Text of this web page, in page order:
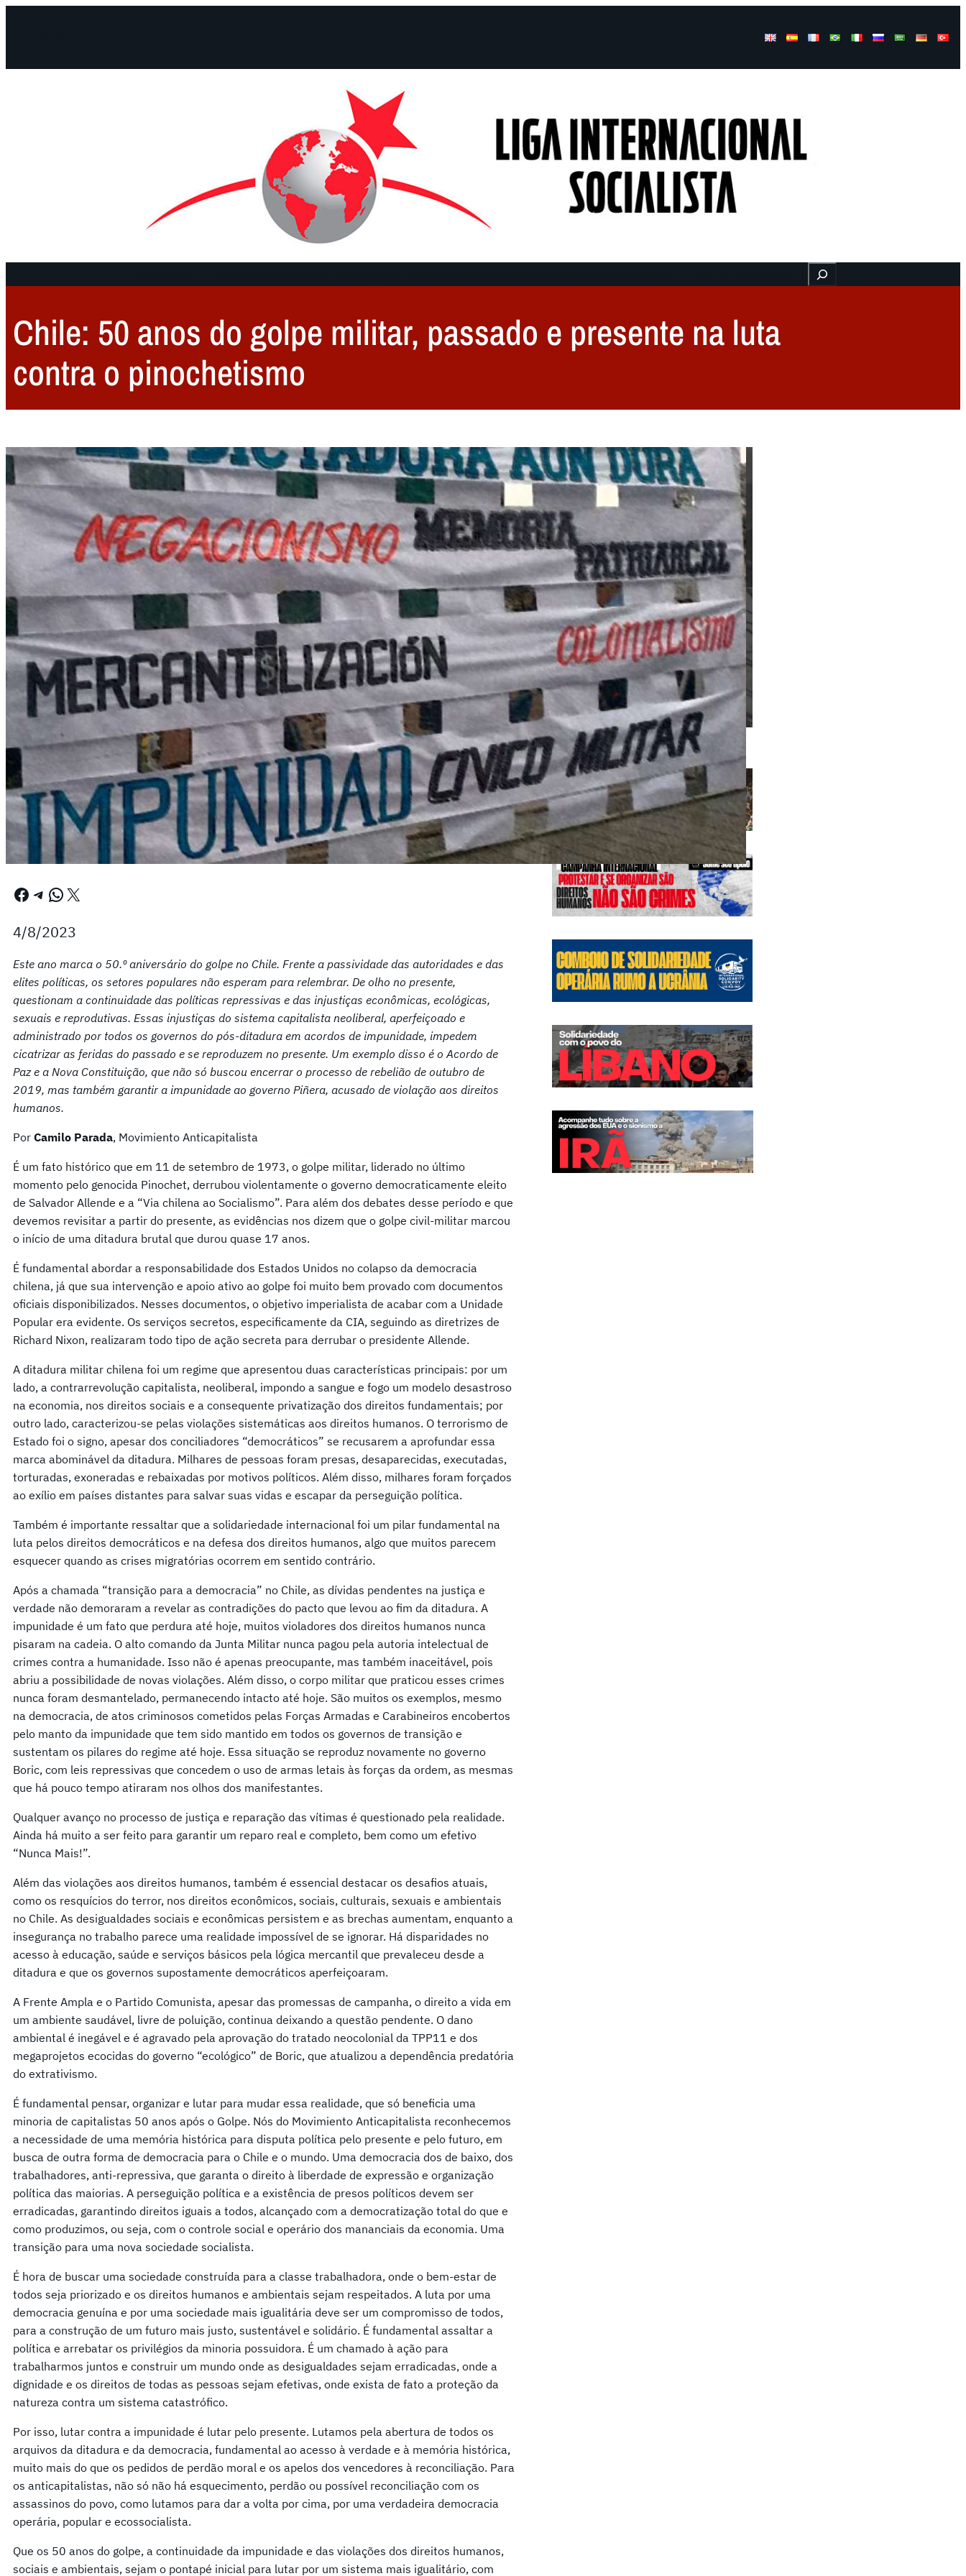
Buscar
Chile: 50 anos do golpe militar, passado e presente na luta
contra o pinochetismo
Facebook Telegram WhatsApp X
4/8/2023
Este ano marca o 50.º aniversário do golpe no Chile. Frente a passividade das autoridades e das
elites políticas, os setores populares não esperam para relembrar. De olho no presente,
questionam a continuidade das políticas repressivas e das injustiças econômicas, ecológicas,
sexuais e reprodutivas. Essas injustiças do sistema capitalista neoliberal, aperfeiçoado e
administrado por todos os governos do pós-ditadura em acordos de impunidade, impedem
cicatrizar as feridas do passado e se reproduzem no presente. Um exemplo disso é o Acordo de
Paz e a Nova Constituição, que não só buscou encerrar o processo de rebelião de outubro de
2019, mas também garantir a impunidade ao governo Piñera, acusado de violação aos direitos
humanos.
Por Camilo Parada, Movimiento Anticapitalista
É um fato histórico que em 11 de setembro de 1973, o golpe militar, liderado no último
momento pelo genocida Pinochet, derrubou violentamente o governo democraticamente eleito
de Salvador Allende e a “Via chilena ao Socialismo”. Para além dos debates desse período e que
devemos revisitar a partir do presente, as evidências nos dizem que o golpe civil-militar marcou
o início de uma ditadura brutal que durou quase 17 anos.
É fundamental abordar a responsabilidade dos Estados Unidos no colapso da democracia
chilena, já que sua intervenção e apoio ativo ao golpe foi muito bem provado com documentos
oficiais disponibilizados. Nesses documentos, o objetivo imperialista de acabar com a Unidade
Popular era evidente. Os serviços secretos, especificamente da CIA, seguindo as diretrizes de
Richard Nixon, realizaram todo tipo de ação secreta para derrubar o presidente Allende.
A ditadura militar chilena foi um regime que apresentou duas características principais: por um
lado, a contrarrevolução capitalista, neoliberal, impondo a sangue e fogo um modelo desastroso
na economia, nos direitos sociais e a consequente privatização dos direitos fundamentais; por
outro lado, caracterizou-se pelas violações sistemáticas aos direitos humanos. O terrorismo de
Estado foi o signo, apesar dos conciliadores “democráticos” se recusarem a aprofundar essa
marca abominável da ditadura. Milhares de pessoas foram presas, desaparecidas, executadas,
torturadas, exoneradas e rebaixadas por motivos políticos. Além disso, milhares foram forçados
ao exílio em países distantes para salvar suas vidas e escapar da perseguição política.
Também é importante ressaltar que a solidariedade internacional foi um pilar fundamental na
luta pelos direitos democráticos e na defesa dos direitos humanos, algo que muitos parecem
esquecer quando as crises migratórias ocorrem em sentido contrário.
Após a chamada “transição para a democracia” no Chile, as dívidas pendentes na justiça e
verdade não demoraram a revelar as contradições do pacto que levou ao fim da ditadura. A
impunidade é um fato que perdura até hoje, muitos violadores dos direitos humanos nunca
pisaram na cadeia. O alto comando da Junta Militar nunca pagou pela autoria intelectual de
crimes contra a humanidade. Isso não é apenas preocupante, mas também inaceitável, pois
abriu a possibilidade de novas violações. Além disso, o corpo militar que praticou esses crimes
nunca foram desmantelado, permanecendo intacto até hoje. São muitos os exemplos, mesmo
na democracia, de atos criminosos cometidos pelas Forças Armadas e Carabineiros encobertos
pelo manto da impunidade que tem sido mantido em todos os governos de transição e
sustentam os pilares do regime até hoje. Essa situação se reproduz novamente no governo
Boric, com leis repressivas que concedem o uso de armas letais às forças da ordem, as mesmas
que há pouco tempo atiraram nos olhos dos manifestantes.
Qualquer avanço no processo de justiça e reparação das vítimas é questionado pela realidade.
Ainda há muito a ser feito para garantir um reparo real e completo, bem como um efetivo
“Nunca Mais!”.
Além das violações aos direitos humanos, também é essencial destacar os desafios atuais,
como os resquícios do terror, nos direitos econômicos, sociais, culturais, sexuais e ambientais
no Chile. As desigualdades sociais e econômicas persistem e as brechas aumentam, enquanto a
insegurança no trabalho parece uma realidade impossível de se ignorar. Há disparidades no
acesso à educação, saúde e serviços básicos pela lógica mercantil que prevaleceu desde a
ditadura e que os governos supostamente democráticos aperfeiçoaram.
A Frente Ampla e o Partido Comunista, apesar das promessas de campanha, o direito a vida em
um ambiente saudável, livre de poluição, continua deixando a questão pendente. O dano
ambiental é inegável e é agravado pela aprovação do tratado neocolonial da TPP11 e dos
megaprojetos ecocidas do governo “ecológico” de Boric, que atualizou a dependência predatória
do extrativismo.
É fundamental pensar, organizar e lutar para mudar essa realidade, que só beneficia uma
minoria de capitalistas 50 anos após o Golpe. Nós do Movimiento Anticapitalista reconhecemos
a necessidade de uma memória histórica para disputa política pelo presente e pelo futuro, em
busca de outra forma de democracia para o Chile e o mundo. Uma democracia dos de baixo, dos
trabalhadores, anti-repressiva, que garanta o direito à liberdade de expressão e organização
política das maiorias. A perseguição política e a existência de presos políticos devem ser
erradicadas, garantindo direitos iguais a todos, alcançado com a democratização total do que e
como produzimos, ou seja, com o controle social e operário dos mananciais da economia. Uma
transição para uma nova sociedade socialista.
É hora de buscar uma sociedade construída para a classe trabalhadora, onde o bem-estar de
todos seja priorizado e os direitos humanos e ambientais sejam respeitados. A luta por uma
democracia genuína e por uma sociedade mais igualitária deve ser um compromisso de todos,
para a construção de um futuro mais justo, sustentável e solidário. É fundamental assaltar a
política e arrebatar os privilégios da minoria possuidora. É um chamado à ação para
trabalharmos juntos e construir um mundo onde as desigualdades sejam erradicadas, onde a
dignidade e os direitos de todas as pessoas sejam efetivas, onde exista de fato a proteção da
natureza contra um sistema catastrófico.
Por isso, lutar contra a impunidade é lutar pelo presente. Lutamos pela abertura de todos os
arquivos da ditadura e da democracia, fundamental ao acesso à verdade e à memória histórica,
muito mais do que os pedidos de perdão moral e os apelos dos vencedores à reconciliação. Para
os anticapitalistas, não só não há esquecimento, perdão ou possível reconciliação com os
assassinos do povo, como lutamos para dar a volta por cima, por uma verdadeira democracia
operária, popular e ecossocialista.
Que os 50 anos do golpe, a continuidade da impunidade e das violações dos direitos humanos,
sociais e ambientais, sejam o pontapé inicial para lutar por um sistema mais igualitário, com
Edições anteriores